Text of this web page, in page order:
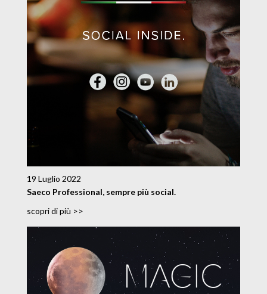
19 Luglio 2022
Saeco Professional, sempre più social.
scopri di più >>